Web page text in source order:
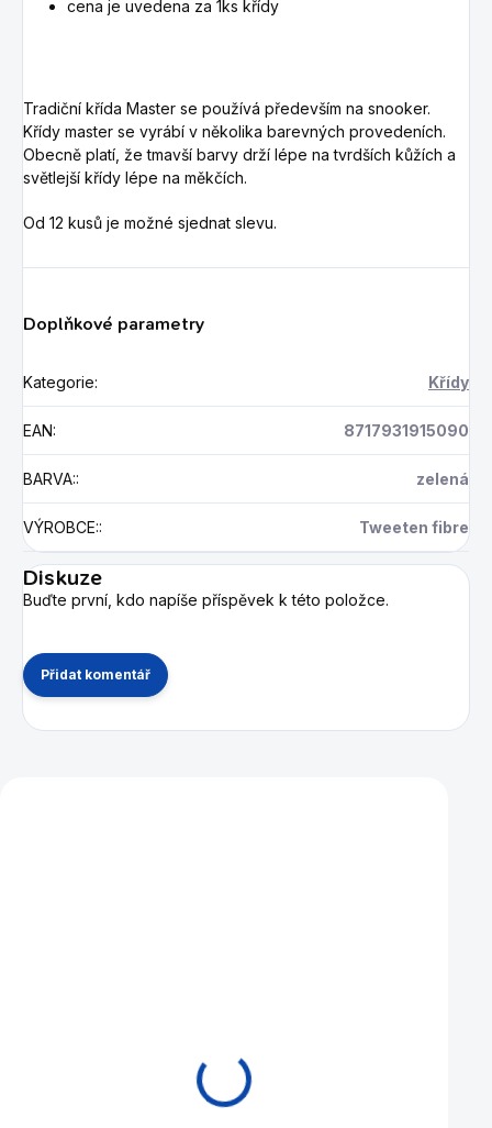
cena je uvedena za 1ks křídy
Tradiční křída Master se používá především na snooker.
Křídy master se vyrábí v několika barevných provedeních.
Obecně platí, že tmavší barvy drží lépe na tvrdších kůžích a
světlejší křídy lépe na měkčích.
Od 12 kusů je možné sjednat slevu.
Doplňkové parametry
Kategorie: Křídy
EAN: 8717931915090
BARVA:: zelená
VÝROBCE:: Tweeten fibre
Diskuze
Buďte první, kdo napíše příspěvek k této položce.
Přidat komentář